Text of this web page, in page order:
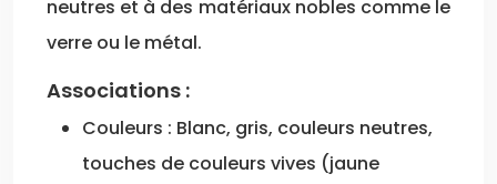
neutres et à des matériaux nobles comme le
verre ou le métal.
Associations :
Couleurs : Blanc, gris, couleurs neutres,
touches de couleurs vives (jaune